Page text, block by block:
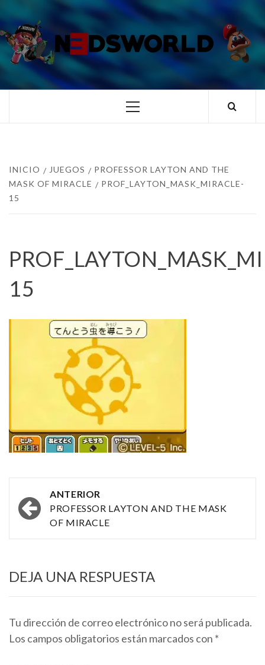
al
contenido
TUS ESPECIALISTAS EN NINTENDO
Menú
INICIO JUEGOS
PROFESSOR LAYTON AND THE
MASK OF MIRACLE
PROF_LAYTON_MASK_MIRACLE-
15
15
Navegación
por
ANTERIOR
PROFESSOR LAYTON AND THE MASK
OF MIRACLE
DEJA UNA RESPUESTA
Tu dirección de correo electrónico no será publicada.
Los campos obligatorios están marcados con *